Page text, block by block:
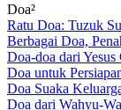
Doa²
Ratu Doa: Tuzuk
Berbagai Doa,
Doa-doa dari
Doa untuk
Doa Suaka
Doa dari Wahyu-